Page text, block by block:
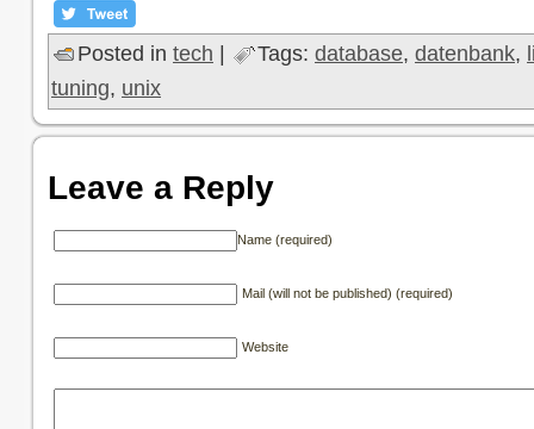
Posted in tech Tags: database, datenbank,
tuning, unix
Leave a Reply
Name (required)
Mail (will not be published) (required)
Website